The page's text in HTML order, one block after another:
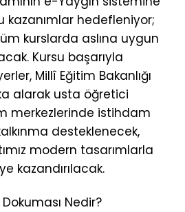
kazanımlar hedefleniyor;
kurslarda aslına uygun
Kursu başarıyla
Millî Eğitim Bakanlığı
alarak usta öğretici
merkezlerinde istihdam
desteklenecek,
modern tasarımlarla
kazandırılacak.
Nedir?